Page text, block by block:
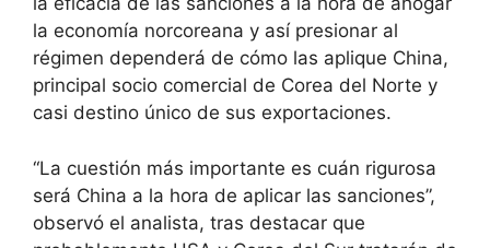
la economía norcoreana y así presionar al
régimen dependerá de cómo las aplique China,
principal socio comercial de Corea del Norte y
casi destino único de sus exportaciones.
“La cuestión más importante es cuán rigurosa
será China a la hora de aplicar las sanciones”,
observó el analista, tras destacar que